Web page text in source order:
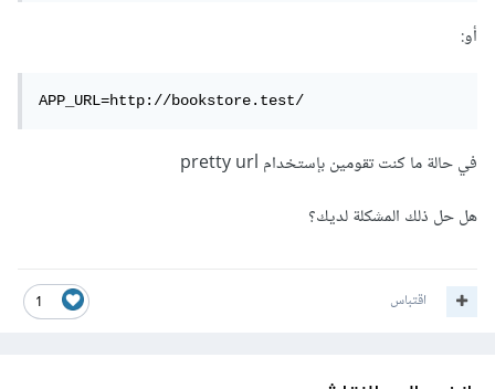
أو:
APP_URL=http://bookstore.test/
في حالة ما كنت تقومين بإستخدام pretty url
هل حل ذلك المشكلة لديك؟
1 اقتباس